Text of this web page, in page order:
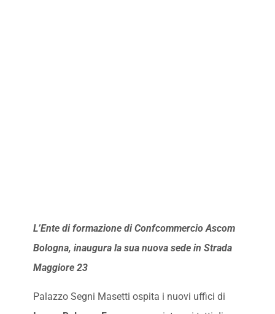
L’Ente di formazione di Confcommercio Ascom
Bologna, inaugura la sua nuova sede in Strada
Maggiore 23
Palazzo Segni Masetti ospita i nuovi uffici di